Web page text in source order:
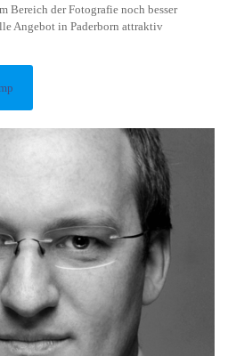
Bereich der Fotografie noch besser
Angebot in Paderborn attraktiv